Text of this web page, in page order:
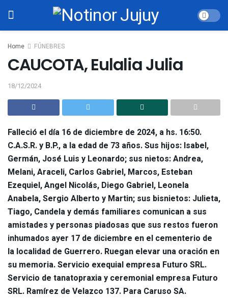
Home FÚNEBRES
CAUCOTA, Eulalia Julia
18/12/2024
Falleció el día 16 de diciembre de 2024, a hs. 16:50.
C.A.S.R. y B.P., a la edad de 73 años. Sus hijos: Isabel,
Germán, José Luis y Leonardo; sus nietos: Andrea,
Melani, Araceli, Carlos Gabriel, Marcos, Esteban
Ezequiel, Angel Nicolás, Diego Gabriel, Leonela
Anabela, Sergio Alberto y Martin; sus bisnietos: Julieta,
Tiago, Candela y demás familiares comunican a sus
amistades y personas piadosas que sus restos fueron
inhumados ayer 17 de diciembre en el cementerio de
la localidad de Guerrero. Ruegan elevar una oración en
su memoria. Servicio exequial empresa Futuro SRL.
Servicio de tanatopraxia y ceremonial empresa Futuro
SRL. Ramírez de Velazco 137. Para Caruso SA.